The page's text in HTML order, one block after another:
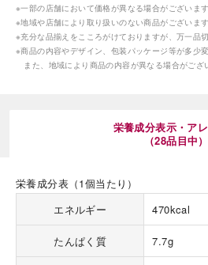
※一部の店舗において価格が異なる場合がございます
※地域や店舗により取り扱いのない商品がございます
※充分な品揃えをこころがけておりますが、万一品
※商品の内容やデザイン、包装パッケージ等が多少
また、地域により商品の内容が異なる場合がござ
栄養成分表示・ア
（28品目中）
栄養成分表（1個当たり）
エネルギー
470kcal
たんぱく質 7.7g